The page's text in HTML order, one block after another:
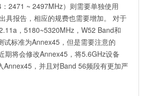
2471 ~ 2497MHz）则需要单独使用
具报告，相应的规费也需要增加。 对于
，5180~5320MHz，W52 Band和
试标准为Annex45，但是需要注意的
期将会修改Annex45，将5.6GHz设备
Annex45，并且对Band 56频段有更加严